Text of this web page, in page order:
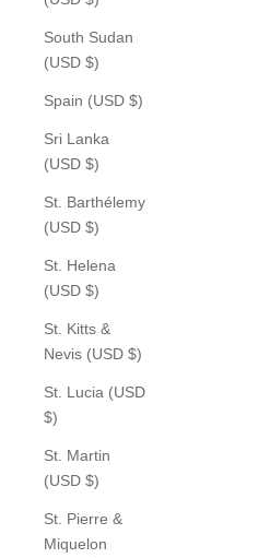
South Sudan
(USD $)
Spain (USD $)
Sri Lanka
(USD $)
St. Barthélemy
(USD $)
St. Helena
(USD $)
St. Kitts &
Nevis (USD $)
St. Lucia (USD
$)
St. Martin
(USD $)
St. Pierre &
Miquelon